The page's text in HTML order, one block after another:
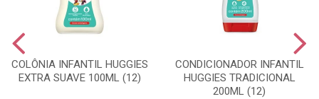
COLÔNIA INFANTIL HUGGIES
EXTRA SUAVE 100ML (12)
CONDICIONADOR INFANTIL
HUGGIES TRADICIONAL
200ML (12)